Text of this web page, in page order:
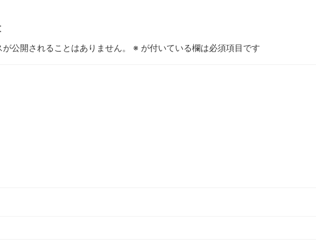
が公開されることはありません。 ※ が付いている欄は必須項目です